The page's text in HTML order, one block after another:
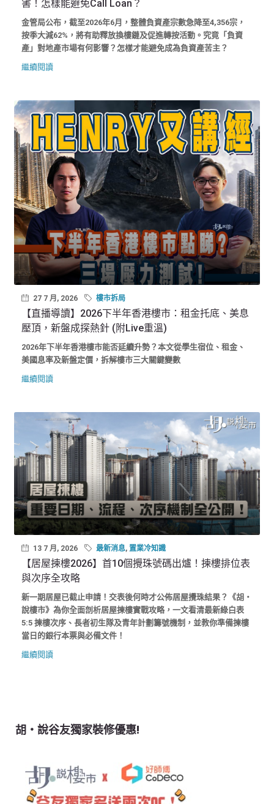
害！怎樣能避免Call Loan？
金管局公布，截至2026年6月，整體負資產宗數急降至4,356宗，
按季大減62%，將有助釋放換樓鏈及促進轉按活動。究竟「負資
產」對地產市場有何影響？怎樣才能避免成為負資產苦主？
繼續閱讀
27 7 月, 2026 樓市拆局
【直播導讀】2026下半年香港樓市：租金托底、美息
壓頂，新盤成探熱針 (附Live重溫)
2026年下半年香港樓市能否延續升勢？本文從學生宿位、租金、
美國息率及新盤定價，拆解樓市三大關鍵變數
繼續閱讀
13 7 月, 2026 最新消息, 置業冷知識
【居屋揀樓2026】首10個攪珠號碼出爐！揀樓排位表
與次序全攻略
新一期居屋已截止申請！交表後何時才公佈居屋攪珠結果？《胡‧
說樓市》為你全面剖析居屋揀樓實戰攻略，一文看清最新綠白表
5:5 揀樓次序、長者初生隊及青年計劃籌號機制，並教你準備揀樓
當日的銀行本票與必備文件！
繼續閱讀
胡‧說谷友獨家裝修優惠!